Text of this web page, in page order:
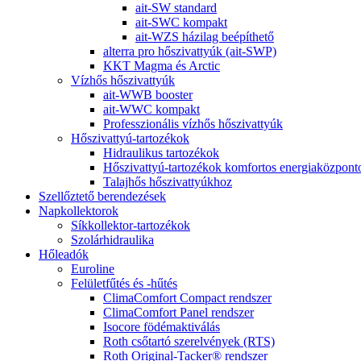
ait-SW standard
ait-SWC kompakt
ait-WZS házilag beépíthető
alterra pro hőszivattyúk (ait-SWP)
KKT Magma és Arctic
Vízhős hőszivattyúk
ait-WWB booster
ait-WWC kompakt
Professzionális vízhős hőszivattyúk
Hőszivattyú-tartozékok
Hidraulikus tartozékok
Hőszivattyú-tartozékok komfortos
Talajhős hőszivattyúkhoz
Szellőztető berendezések
Napkollektorok
Síkkollektor-tartozékok
Szolárhidraulika
Hőleadók
Euroline
Felületfűtés és -hűtés
ClimaComfort Compact rendszer
ClimaComfort Panel rendszer
Isocore födémaktiválás
Roth csőtartó szerelvények (RTS)
Roth Original-Tacker® rendszer